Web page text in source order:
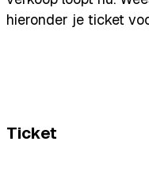
hieronder je ticket
Ticket